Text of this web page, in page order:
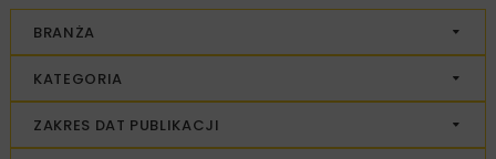
BRANŻA
KATEGORIA
ZAKRES DAT PUBLIKACJI